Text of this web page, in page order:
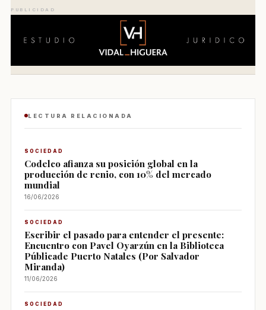
PUBLICIDAD
LECTURA RELACIONADA
SOCIEDAD
Codelco afianza su posición global en la
producción de renio, con 10% del mercado
mundial
16/06/2026
SOCIEDAD
Escribir el pasado para entender el presente:
Encuentro con Pavel Oyarzún en la Biblioteca
Públicade Puerto Natales (Por Salvador
Miranda)
11/06/2026
SOCIEDAD